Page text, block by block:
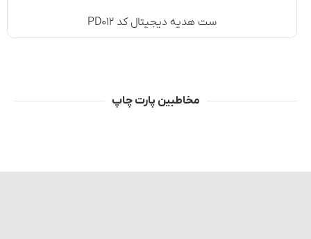
ست هدیه دیجیتال کد PD۰۱۲
مخاطبین پارت چاپ